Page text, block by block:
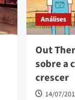
Análises
Out
sobre a
crescer
14/07/